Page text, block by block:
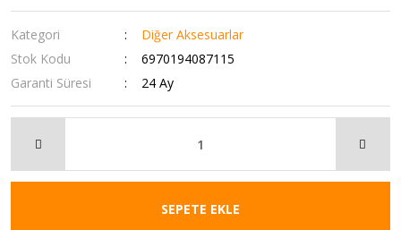
Kategori
Diğer Aksesuarlar
Stok Kodu
6970194087115
Garanti Süresi
24 Ay
SEPETE EKLE